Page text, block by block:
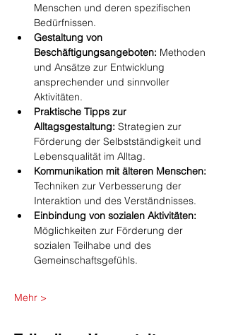
Menschen und deren spezifischen
Bedürfnissen.
Gestaltung von
Beschäftigungsangeboten: Methoden
und Ansätze zur Entwicklung
ansprechender und sinnvoller
Aktivitäten.
Praktische Tipps zur
Alltagsgestaltung: Strategien zur
Förderung der Selbstständigkeit und
Lebensqualität im Alltag.
Kommunikation mit älteren Menschen:
Techniken zur Verbesserung der
Interaktion und des Verständnisses.
Einbindung von sozialen Aktivitäten:
Möglichkeiten zur Förderung der
sozialen Teilhabe und des
Gemeinschaftsgefühls.
Mehr >